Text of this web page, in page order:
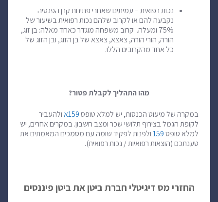
נכות רפואית – עמיתים שאחרי פתיחת קרן הפנסיה
נקבעה להם או לקרוב שלהם נכות רפואית בשיעור של
75% ומעלה. קרוב משפחה מוגדר כאחד מאלה: בן זוג,
הורה, הורי הורה, צאצא, צאצא של בן הזוג, ובן הזוג של
כל אחד מהקרובים הללו.
מהו התהליך לקבלת פטור?
במקרה של מיעוט הכנסות, יש למלא טופס159א
ולהעביר
לקופת הגמל בצירוף תלושי שכר ומצב חשבון. במקרים אחרים, יש
למלא טופס159ולפנות לפקיד שומה עם מסמכים המאמתים את
טענתכם (הוצאות רפואיות / נכות רפואית).
החזרי מס דיגיטלי חברת ביטן את ביטן פיננסים